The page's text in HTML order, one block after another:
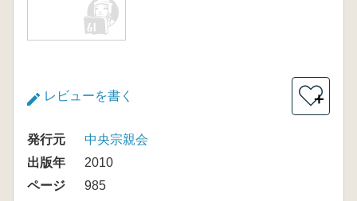
レビューを書く ＋
発行元
中央宗親会
出版年
2010
ページ
985